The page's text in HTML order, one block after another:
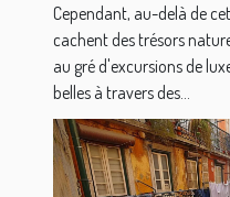
Cependant, au-delà de
cachent des trésors
au gré d'excursions de
belles à travers des...